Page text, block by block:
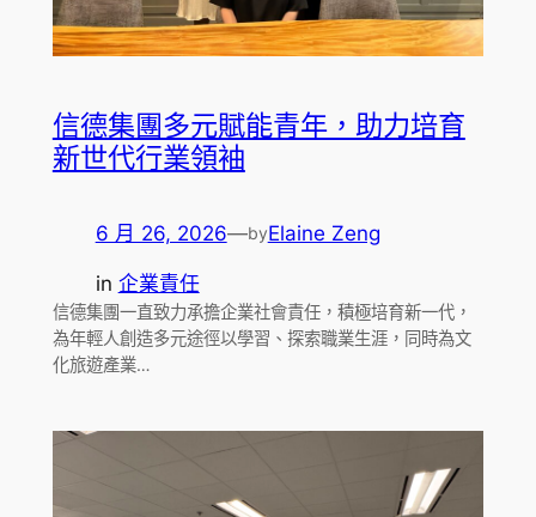
信德集團多元賦能青年，助力培育
新世代行業領袖
6 月 26, 2026—byElaine Zeng
in 企業責任
信德集團一直致力承擔企業社會責任，積極培育新一代，
為年輕人創造多元途徑以學習、探索職業生涯，同時為文
化旅遊產業…